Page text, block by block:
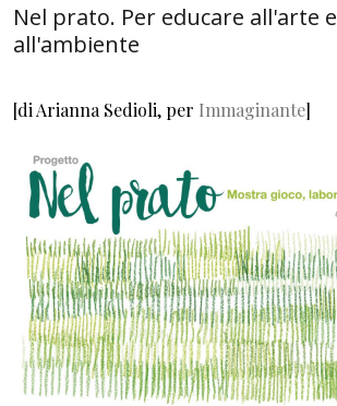
Nel prato. Per educare all'arte e
all'ambiente
[di Arianna Sedioli, per Immaginante]